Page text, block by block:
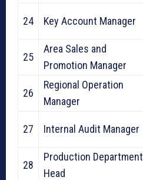
24 Key Account Manager
25
Area Sales and
Promotion Manager
26
Regional Operation
Manager
27 Internal Audit Manager
28
Production Department
Head